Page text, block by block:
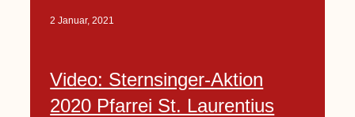
2 Januar, 2021
Video: Sternsinger-Aktion
2020 Pfarrei St. Laurentius